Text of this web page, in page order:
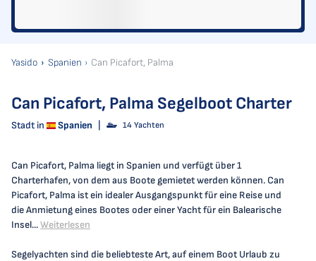
Yasido Spanien Can Picafort, Palma
Can Picafort, Palma Segelboot Charter
Stadt in Spanien 14 Yachten
Can Picafort, Palma liegt in Spanien und verfügt über 1
Charterhafen, von dem aus Boote gemietet werden können. Can
Picafort, Palma ist ein idealer Ausgangspunkt für eine Reise und
die Anmietung eines Bootes oder einer Yacht für ein Balearische
Insel...Weiterlesen
Segelyachten sind die beliebteste Art, auf einem Boot Urlaub zu